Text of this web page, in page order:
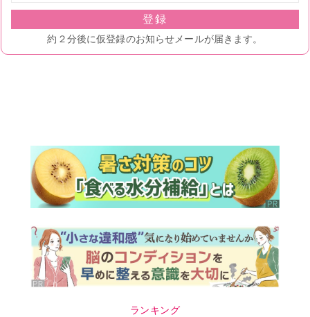
ランキング